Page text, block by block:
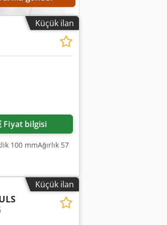
Küçük ilan
Fiyat bilgisi
100 mmAğırlık 57
Küçük ilan